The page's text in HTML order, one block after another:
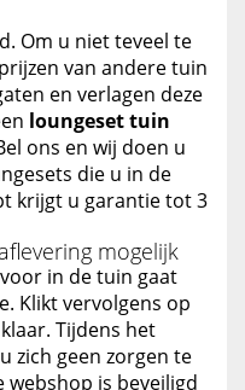
Om u niet teveel te
van andere tuin
en verlagen deze
loungeset tuin
ons en wij doen u
die u in de
krijgt u garantie tot 3
mogelijk
in de tuin gaat
Klikt vervolgens op
Tijdens het
zich geen zorgen te
webshop is beveiligd